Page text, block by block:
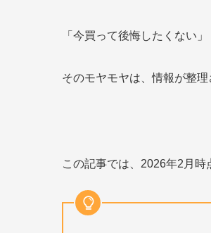
「今買って後悔したくない
そのモヤモヤは、情報が整理
この記事では、2026年2月時